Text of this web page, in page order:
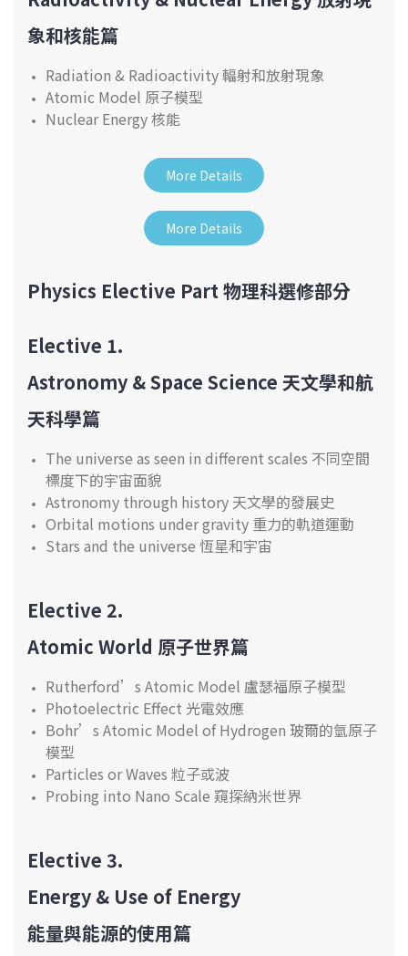
象和核能篇
Radiation & Radioactivity 輻射和放射現象
Atomic Model 原子模型
Nuclear Energy 核能
More Details
More Details
Physics Elective Part 物理科選修部分
Elective 1.
Astronomy & Space Science 天文學和航
天科學篇
The universe as seen in different scales 不同空間
標度下的宇宙面貌
Astronomy through history 天文學的發展史
Orbital motions under gravity 重力的軌道運動
Stars and the universe 恆星和宇宙
Elective 2.
Atomic World 原子世界篇
Rutherford’s Atomic Model 盧瑟福原子模型
Photoelectric Effect 光電效應
Bohr’s Atomic Model of Hydrogen 玻爾的氫原子
模型
Particles or Waves 粒子或波
Probing into Nano Scale 窺探納米世界
Elective 3.
Energy & Use of Energy
能量與能源的使用篇